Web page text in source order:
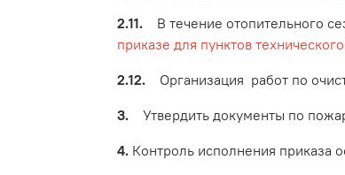
2.11. В течение отопительного
приказе для пунктов
2.12. Организация работ по
3. Утвердить документы по
4. Контроль исполнения приказа